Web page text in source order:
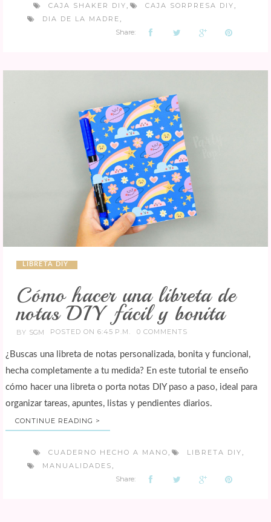
CAJA SHAKER DIY CAJA SORPRESA DIY
DIA DE LA MADRE
Share:
LIBRETA DIY
Cómo hacer una libreta de
notas DIY fácil y bonita
BY SGM POSTED ON 6:45 P.M. 0 COMMENTS
¿Buscas una libreta de notas personalizada, bonita y funcional,
hecha completamente a tu medida? En este tutorial te enseño
cómo hacer una libreta o porta notas DIY paso a paso, ideal para
organizar tareas, apuntes, listas y pendientes diarios.
CONTINUE READING >
CUADERNO HECHO A MANO LIBRETA DIY
MANUALIDADES
Share: